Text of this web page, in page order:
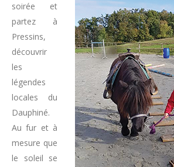
soirée et
partez à
Pressins,
découvrir
les
légendes
locales du
Dauphiné.
Au fur et à
mesure que
le soleil se